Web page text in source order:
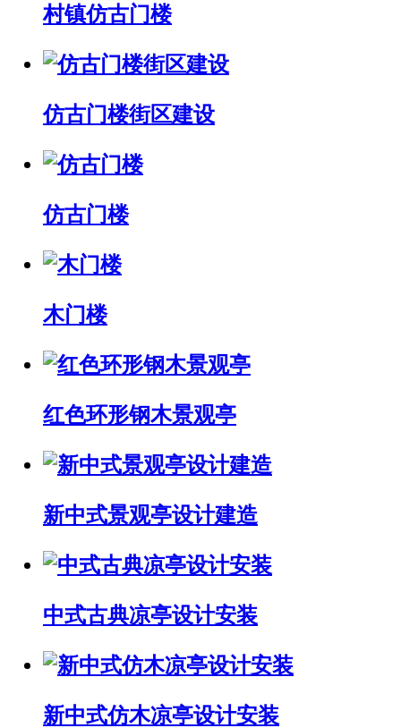
村镇仿古门楼
仿古门楼街区建设
仿古门楼
木门楼
红色环形钢木景观亭
新中式景观亭设计建造
中式古典凉亭设计安装
新中式仿木凉亭设计安装